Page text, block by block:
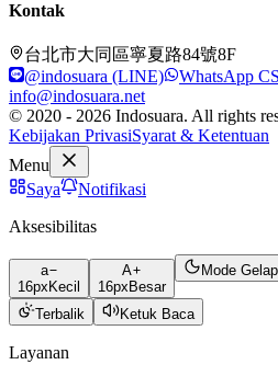
Kontak
台北市大同區寧夏路84號8F
@indosuara (LINE)
WhatsApp CS
info@indosuara.net
© 2020 - 2026 Indosuara. All rights
Kebijakan PrivasiSyarat & Ketentuan
Menu
Saya
Notifikasi
Aksesibilitas
a
16px Kecil
A
16px Besar
Mode Gelap
Terbalik Ketuk Baca
Layanan